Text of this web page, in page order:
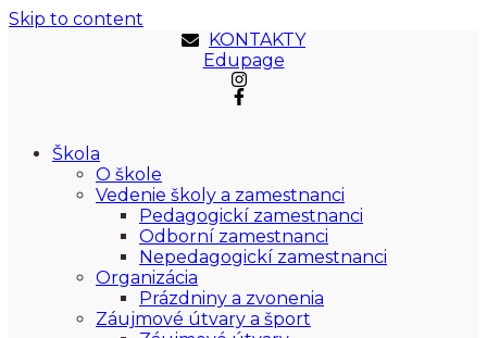
Skip to content
KONTAKTY
Edupage
Škola
O škole
Vedenie školy a zamestnanci
Pedagogickí zamestnanci
Odborní zamestnanci
Nepedagogickí zamestnanci
Organizácia
Prázdniny a zvonenia
Záujmové útvary a šport